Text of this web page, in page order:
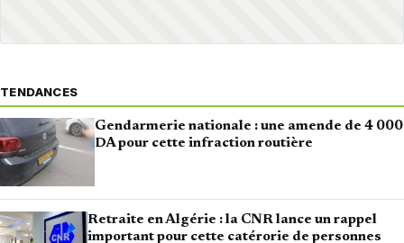
TENDANCES
Gendarmerie nationale : une amende de 4 000
DA pour cette infraction routière
Retraite en Algérie : la CNR lance un rappel
important pour cette catérorie de personnes